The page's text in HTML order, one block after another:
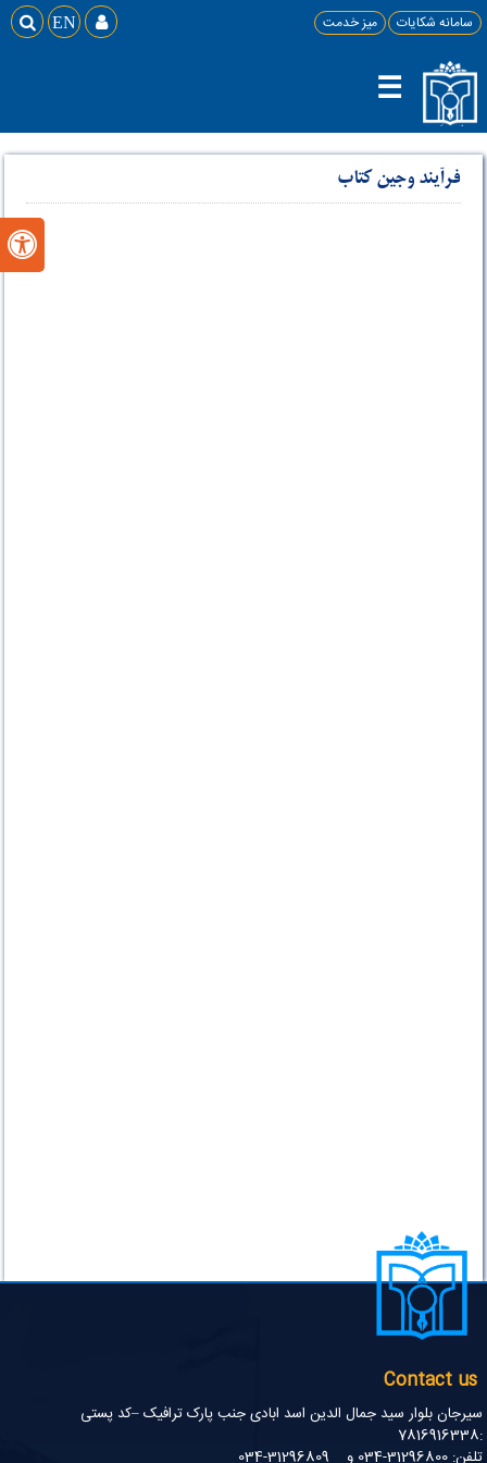
سامانه شکایات میز خدمت  EN 
☰
فرآیند وجین کتاب
Contact us
سیرجان بلوار سید جمال الدین اسد ابادی جنب پارک ترافیک –کد پستی
:7816916338
تلفن: 31296800-034 و 31296809-034
